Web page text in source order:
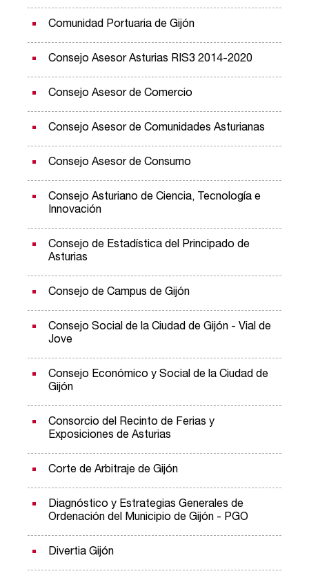
Comunidad Portuaria de Gijón
Consejo Asesor Asturias RIS3 2014-2020
Consejo Asesor de Comercio
Consejo Asesor de Comunidades Asturianas
Consejo Asesor de Consumo
Consejo Asturiano de Ciencia, Tecnología e
Innovación
Consejo de Estadística del Principado de
Asturias
Consejo de Campus de Gijón
Consejo Social de la Ciudad de Gijón - Vial de
Jove
Consejo Económico y Social de la Ciudad de
Gijón
Consorcio del Recinto de Ferias y
Exposiciones de Asturias
Corte de Arbitraje de Gijón
Diagnóstico y Estrategias Generales de
Ordenación del Municipio de Gijón - PGO
Divertia Gijón